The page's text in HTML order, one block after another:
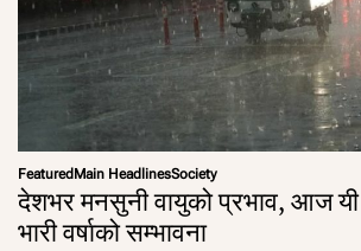
Featured Main HeadlinesSociety
देशभर मनसुनी वायुको प्रभाव, आज यी
भारी वर्षाको सम्भावना